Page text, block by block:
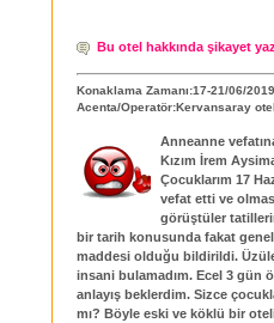
Bu otel hakkında şikayet yaz
Konaklama Zamanı:17-21/06/2019
Acenta/Operatör:Kervansaray otel
Anneanne
Kızım İrem
Çocuklarım 17
vefat etti ve
görüştüler
bir tarih konusunda fakat
maddesi olduğu bildirildi.
insani bulamadım. Ecel 3 gün
anlayış beklerdim. Sizce
mı? Böyle eski ve köklü bir